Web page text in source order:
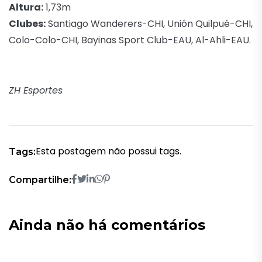
Altura:1,73m
Clubes:Santiago Wanderers-CHI, Unión Quilpué-CHI,
Colo-Colo-CHI, Bayinas Sport Club-EAU, Al-Ahli-EAU.
ZH Esportes
Tags:Esta postagem não possui tags.
Compartilhe:
Ainda não há comentários